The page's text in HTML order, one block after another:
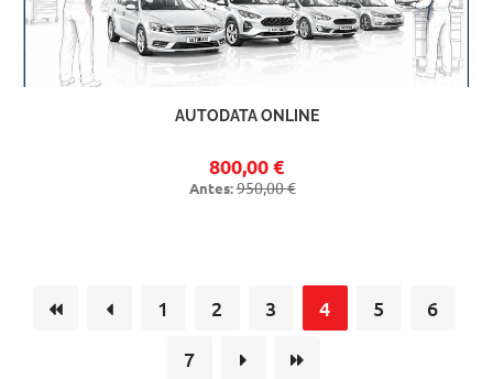
AUTODATA ONLINE
800,00 €
Antes:950,00 €
1 2 3 4 5
6
7